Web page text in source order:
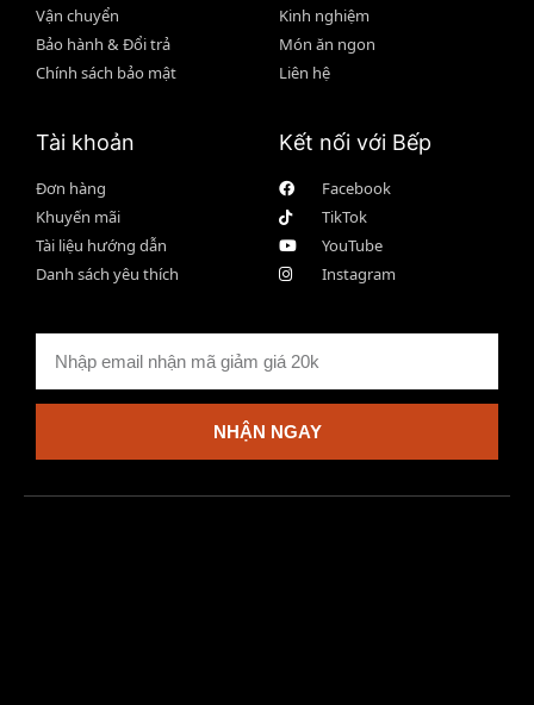
Vận chuyển
Bảo hành & Đổi trả
Chính sách bảo mật
Kinh nghiệm
Món ăn ngon
Liên hệ
Tài khoản
Đơn hàng
Khuyến mãi
Tài liệu hướng dẫn
Danh sách yêu thích
Kết nối với Bếp
Facebook
TikTok
YouTube
Instagram
NHẬN NGAY